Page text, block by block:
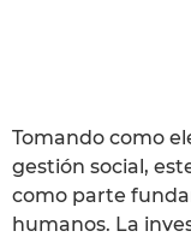
Tomando como
gestión social,
como parte
humanos. La